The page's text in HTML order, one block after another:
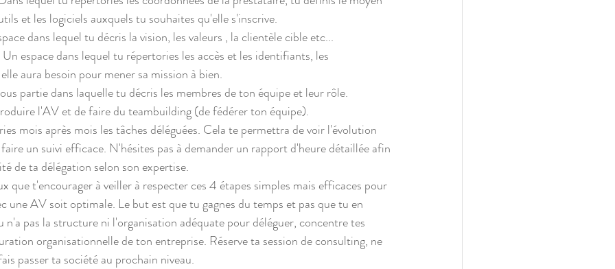
et les logiciels auxquels tu souhaites qu'elle s'inscrive.
dans lequel tu décris la vision, les valeurs , la clientèle cible etc...
espace dans lequel tu répertories les accès et les identifiants, les
aura besoin pour mener sa mission à bien.
partie dans laquelle tu décris les membres de ton équipe et leur rôle.
l'AV et de faire du teambuilding (de fédérer ton équipe).
mois après mois les tâches déléguées. Cela te permettra de voir l'évolution
un suivi efficace. N'hésites pas à demander un rapport d'heure détaillée afin
de ta délégation selon son expertise.
que t'encourager à veiller à respecter ces 4 étapes simples mais efficaces pour
une AV soit optimale. Le but est que tu gagnes du temps et pas que tu en
n'a pas la structure ni l'organisation adéquate pour déléguer, concentre tes
organisationnelle de ton entreprise. Réserve ta session de consulting, ne
passer ta société au prochain niveau.